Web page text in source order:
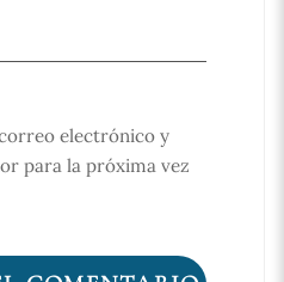
electrónico y
para la próxima vez